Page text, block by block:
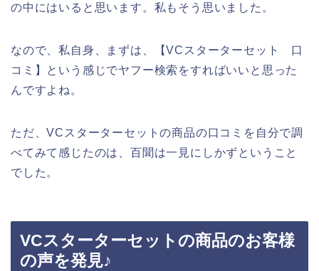
の中にはいると思います。私もそう思いました。
なので、私自身、まずは、【VCスターターセット 口
コミ】という感じでヤフー検索をすればいいと思った
んですよね。
ただ、VCスターターセットの商品の口コミを自分で調
べてみて感じたのは、百聞は一見にしかずということ
でした。
VCスターターセットの商品のお客様
の声を発見♪